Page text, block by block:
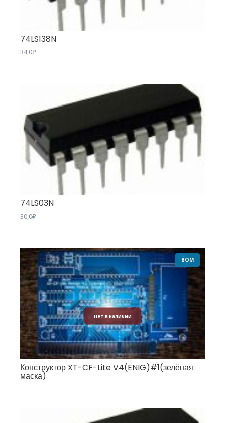
74LS138N
34,0₽
74LS03N
30,0₽
BOM
Нет в наличии
Конструктор XT-CF-Lite V4(ENIG)#1(зелёная
маска)